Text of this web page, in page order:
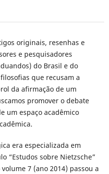
originais, resenhas e
e pesquisadores
do Brasil e do
que recusam a
da afirmação de um
promover o debate
um espaço acadêmico
era especializada em
“Estudos sobre Nietzsche”
7 (ano 2014) passou a